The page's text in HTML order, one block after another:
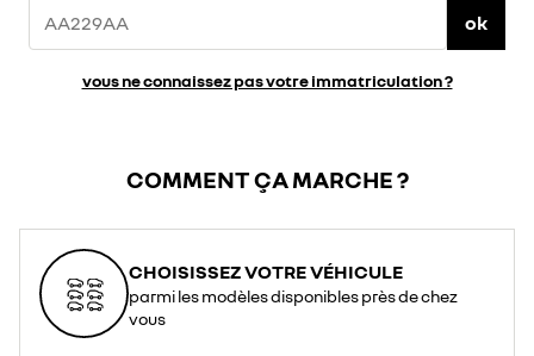
ok
vous ne connaissez pas votre immatriculation ?
COMMENT ÇA MARCHE ?
CHOISISSEZ VOTRE VÉHICULE
parmi les modèles disponibles près de chez
vous